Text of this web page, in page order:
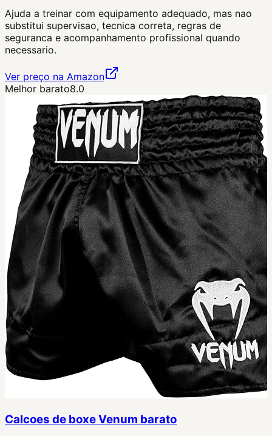
Ajuda a treinar com equipamento adequado, mas nao
substitui supervisao, tecnica correta, regras de
seguranca e acompanhamento profissional quando
necessario.
Ver preço na Amazon
Melhor barato8.0
Calcoes de boxe Venum barato